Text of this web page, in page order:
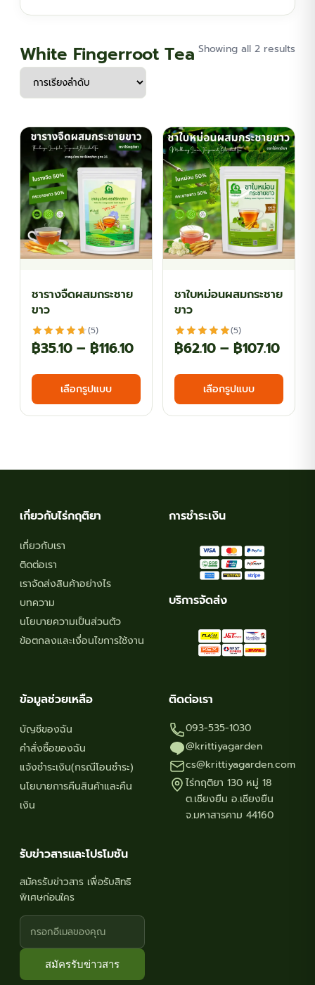
White Fingerroot Tea Showing all 2 results
ชารางจืดผสมกระชาย
ขาว
(5)
฿35.10 – ฿116.10Price
range:
through
เลือกรูปแบบ
This
has
The
product
ชาใบหม่อนผสมกระชาย
ขาว
(5)
฿62.10 – ฿107.10Price
เลือกรูปแบบ
This
has
The
เกี่ยวกับไร่กฤติยา
เกี่ยวกับเรา
ติดต่อเรา
เราจัดส่งสินค้าอย่างไร
บทความ
นโยบายความเป็นส่วนตัว
ข้อตกลงและเงื่อนไขการใช้งาน
การชำระเงิน
บริการจัดส่ง
ข้อมูลช่วยเหลือ
บัญชีของฉัน
คำสั่งซื้อของฉัน
แจ้งชำระเงิน(กรณีโอนชำระ)
นโยบายการคืนสินค้าและคืน
เงิน
ติดต่อเรา
093-535-1030
@krittiyagarden
cs@krittiyagarden.com
ไร่กฤติยา 130 หมู่ 18
ต.เชียงยืน อ.เชียงยืน
จ.มหาสารคาม 44160
รับข่าวสารและโปรโมชัน
สมัครรับข่าวสาร เพื่อรับสิทธิ
พิเศษก่อนใคร
สมัครรับข่าวสาร